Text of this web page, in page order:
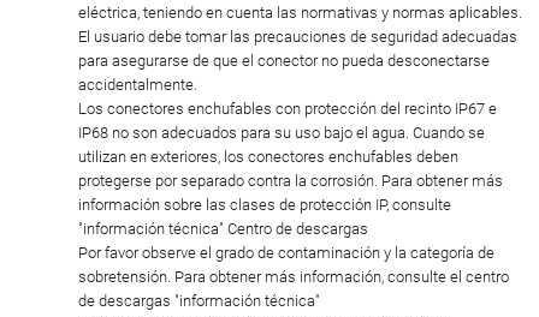
eléctrica, teniendo en cuenta las normativas y normas aplicables.
El usuario debe tomar las precauciones de seguridad adecuadas
para asegurarse de que el conector no pueda desconectarse
accidentalmente.
Los conectores enchufables con protección del recinto IP67 e
IP68 no son adecuados para su uso bajo el agua. Cuando se
utilizan en exteriores, los conectores enchufables deben
protegerse por separado contra la corrosión. Para obtener más
información sobre las clases de protección IP, consulte
"información técnica" Centro de descargas
Por favor observe el grado de contaminación y la categoría de
sobretensión. Para obtener más información, consulte el centro
de descargas "información técnica"